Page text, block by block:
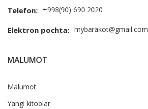
Telefon: +998(90) 690 2020
Elektron pochta: mybarakot@gmail.com
MALUMOT
Malumot
Yangi kitoblar